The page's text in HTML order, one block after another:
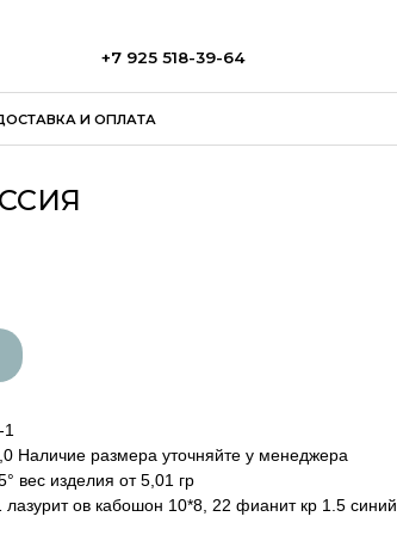
925 518-39-64
1
Наличие размера уточняйте у менеджера
вес изделия от 5,01 гр
ов кабошон 10*8, 22 фианит кр 1.5 синий